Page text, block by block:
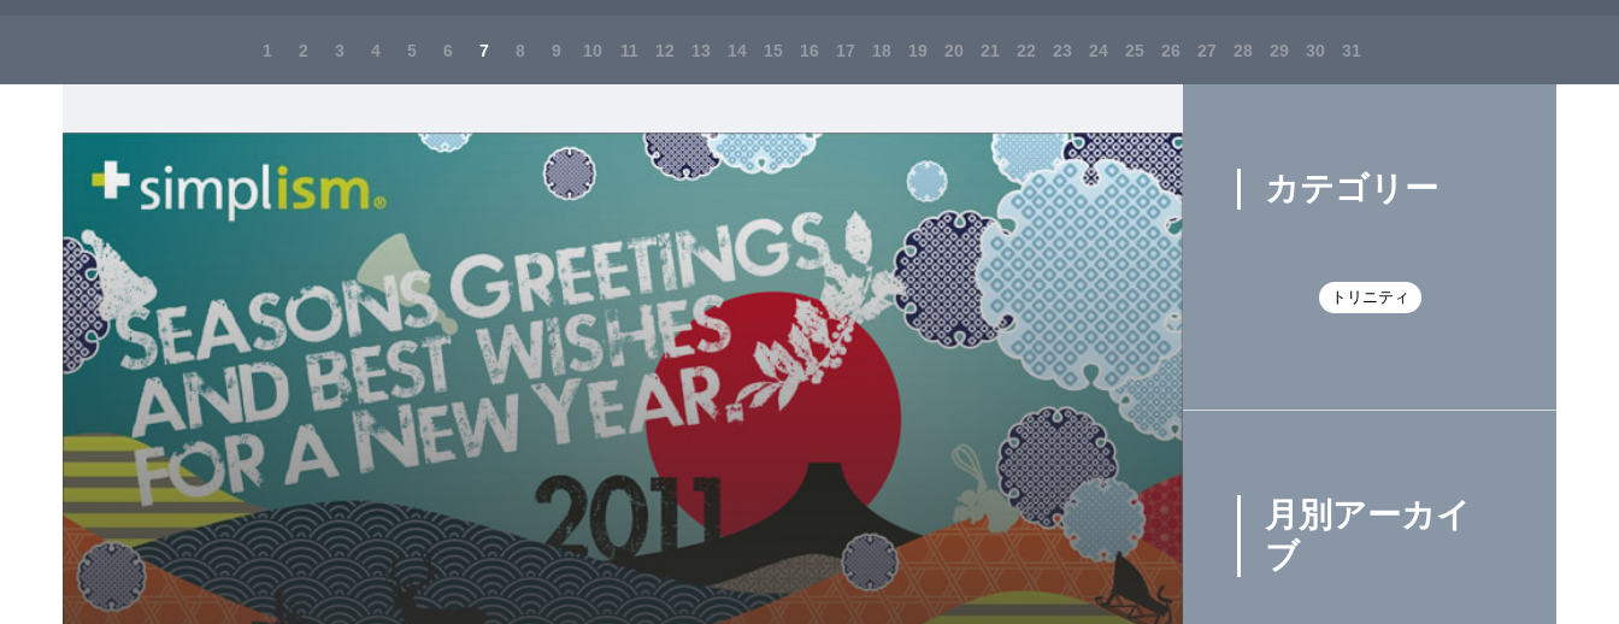
1 2 3 4 5 6 7 8 9 10 11 12 13 14 15 16 17 18 19 20 21 22 23 24 25 26 27 28 29 30 31
カテゴリー
トリニティ
月別アーカイ
ブ